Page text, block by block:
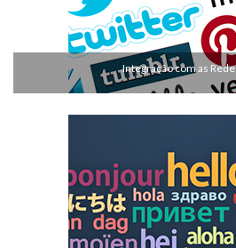
Integração com as